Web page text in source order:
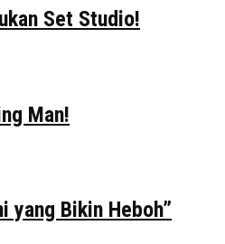
Set Studio!
Man!
yang Bikin Heboh”